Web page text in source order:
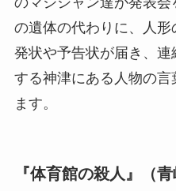
の遺体の代わりに、人
発状や予告状が届き、
する神津にある人物の言
ます。
『体育館の殺人』（青